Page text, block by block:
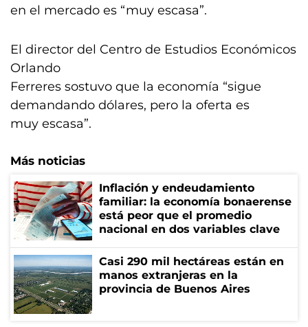
en el mercado es “muy escasa”.
El director del Centro de Estudios Económicos
Orlando
Ferreres sostuvo que la economía “sigue
demandando dólares, pero la oferta es
muy escasa”.
Más noticias
Inflación y endeudamiento
familiar: la economía bonaerense
está peor que el promedio
nacional en dos variables clave
Casi 290 mil hectáreas están en
manos extranjeras en la
provincia de Buenos Aires